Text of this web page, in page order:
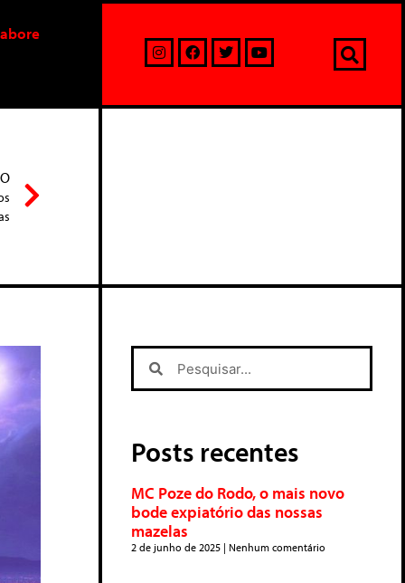
Posts recentes
MC Poze do Rodo, o mais novo
bode expiatório das nossas
mazelas
2 de junho de 2025 Nenhum comentário